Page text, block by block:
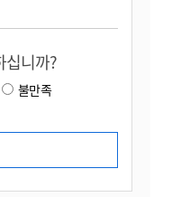
십니까?
불만족